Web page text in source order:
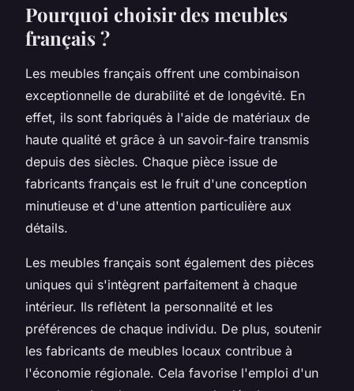
Pourquoi choisir des meubles
français ?
Les meubles français offrent une combinaison
exceptionnelle de durabilité et de longévité. En
effet, ils sont fabriqués à l'aide de matériaux de
haute qualité et grâce à un savoir-faire transmis
depuis des siècles. Chaque pièce issue de
fabricants français est le fruit d'une conception
minutieuse et d'une attention particulière aux
détails.
Les meubles français sont également des pièces
uniques qui s'intègrent parfaitement à chaque
intérieur. Ils reflètent la personnalité et les
préférences de chaque individu. De plus, soutenir
les fabricants de meubles locaux contribue à
l'économie régionale. Cela favorise l'emploi d'un